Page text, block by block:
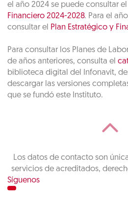
el año 2024 se puede consultar el
Financiero 2024-2028. Para el
consultar el Plan Estratégico y
Para consultar los Planes de
de años anteriores, consulta el
biblioteca digital del Infonavit,
descargar las versiones
que se fundó este Instituto.
Los datos de contacto son
servicios de acreditados,
Síguenos